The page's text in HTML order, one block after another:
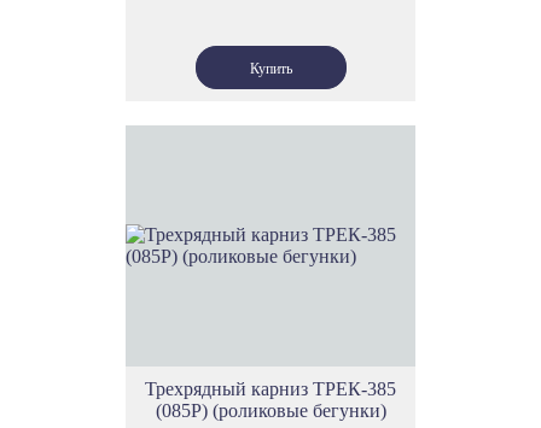
Трехрядный карниз ТРЕК-385
(085Р) (роликовые бегунки)